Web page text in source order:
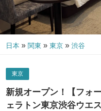
日本 » 関東 » 東京 » 渋谷
東京
新規オープン！【フォ
ェラトン東京渋谷ウエ